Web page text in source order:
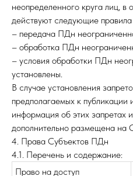
неопределенного круга лиц,
действуют следующие
– передача ПДн
– обработка ПДн
– условия обработки ПДн
установлены.
В случае установления
предполагаемых к публикации
информация об этих запретах
дополнительно размещена на
4. Права Субъектов ПДн
4.1. Перечень и содержание:
Право на доступ